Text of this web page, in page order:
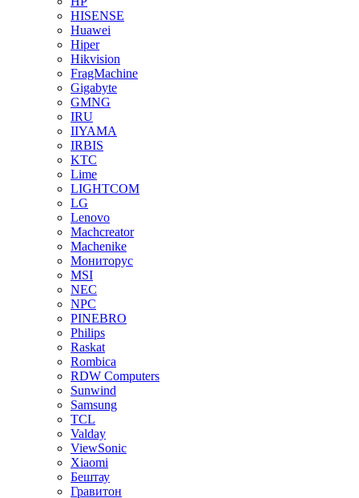
HISENSE
Huawei
Hiper
Hikvision
FragMachine
Gigabyte
GMNG
IRU
IIYAMA
IRBIS
KTC
Lime
LIGHTCOM
LG
Lenovo
Machcreator
Machenike
Мониторус
MSI
NEC
NPC
PINEBRO
Philips
Raskat
Rombica
RDW Computers
Sunwind
Samsung
TCL
Valday
ViewSonic
Xiaomi
Бештау
Гравитон